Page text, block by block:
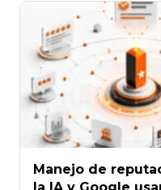
Manejo de